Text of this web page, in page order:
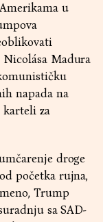
u
Madura
napada na
karteli za
droge
početka rujna,
Trump
sa SAD-